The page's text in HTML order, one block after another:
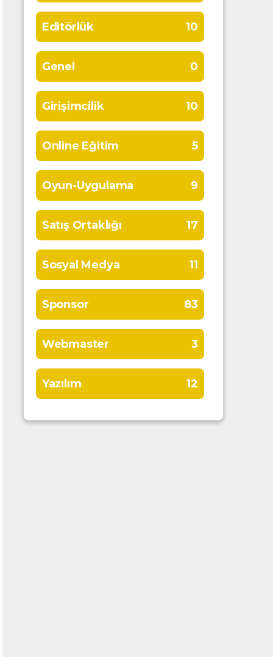
Editörlük 10
Genel 0
Girişimcilik 10
Online Eğitim 5
Oyun-Uygulama 9
Satış Ortaklığı 17
Sosyal Medya 11
Sponsor 83
Webmaster 3
Yazılım 12